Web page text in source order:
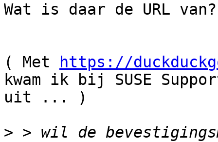
Wat is daar de URL van?
( Met
https://
kwam ik bij SUSE
uit ... )
> > wil de